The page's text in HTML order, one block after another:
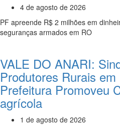
4 de agosto de 2026
PF apreende R$ 2 milhões em
seguranças armados em RO
VALE DO ANARI:
Produtores Rurais
Prefeitura Promoveu
agrícola
1 de agosto de 2026